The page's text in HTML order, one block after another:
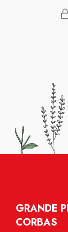
GRANDE
CORBAS